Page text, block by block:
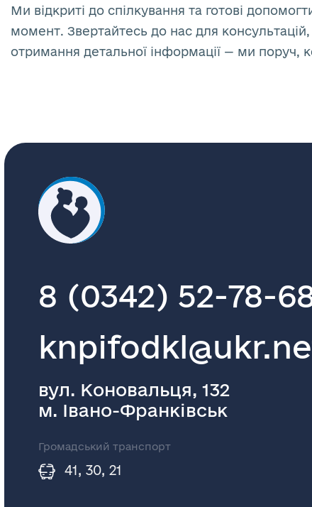
Ми відкриті до спілкування та готові
момент. Звертайтесь до нас для
отримання детальної інформації — ми поруч,
8 (0342) 52-78-
вул. Коновальця, 132
м. Івано-Франківськ
Громадський транспорт
41, 30, 21